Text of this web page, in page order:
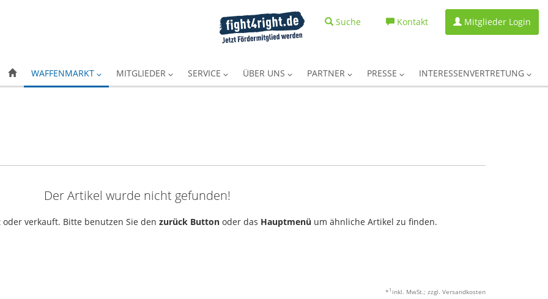
Suche Kontakt Mitglieder Login
WAFFENMARKT MITGLIEDER SERVICE ÜBER UNS PARTNER PRESSE INTERESSENVERTRETUNG
Der Artikel wurde nicht gefunden!
verkauft. Bitte benutzen Sie den zurück Button oder das Hauptmenü um ähnliche Artikel zu finden.
* 1 inkl. MwSt.; zzgl. Versandkosten